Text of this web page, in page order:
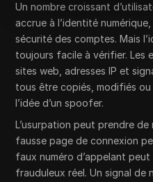
Un nombre croissant
accrue à l’identité
sécurité des comptes. Mais
toujours facile à vérifier. Les
sites web, adresses IP et
tous être copiés, modifiés ou
l’idée d’un spoofer.
L’usurpation peut prendre
fausse page de connexion
faux numéro d’appelant
frauduleux réel. Un signal de